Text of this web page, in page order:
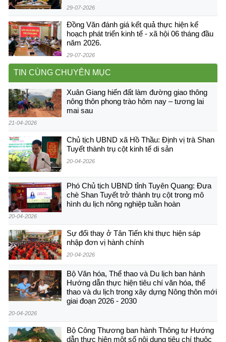
29-07-2026
Đồng Văn đánh giá kết quả thực hiện kế
hoạch phát triển kinh tế - xã hội 06 tháng đầu
năm 2026.
29-07-2026
TIN CÙNG CHUYÊN MỤC
Xuân Giang hiến đất làm đường giao thông
nông thôn phong trào hôm nay – tương lai
mai sau
21-04-2026
Chủ tịch UBND xã Hồ Thầu: Định vị trà Shan
Tuyết thành trụ cột kinh tế di sản
20-04-2026
Phó Chủ tịch UBND tỉnh Tuyên Quang: Đưa
chè Shan Tuyết trở thành trụ cột trong mô
hình du lịch nông nghiệp tuần hoàn
20-04-2026
Sự đổi thay ở Tân Tiến khi thực hiện sáp
nhập đơn vị hành chính
20-04-2026
Bộ Văn hóa, Thể thao và Du lịch ban hành
Hướng dẫn thực hiện tiêu chí văn hóa, thể
thao và du lịch trong xây dựng Nông thôn mới
giai đoạn 2026 - 2030
20-04-2026
Bộ Công Thương ban hành Thông tư Hướng
dẫn thực hiện một số nội dung tiêu chí thuộc